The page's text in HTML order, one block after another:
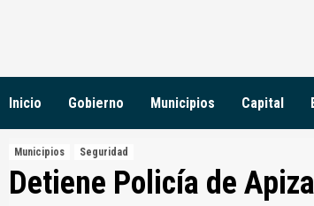
Inicio Gobierno Municipios Capital
Municipios Seguridad
Detiene Policía de